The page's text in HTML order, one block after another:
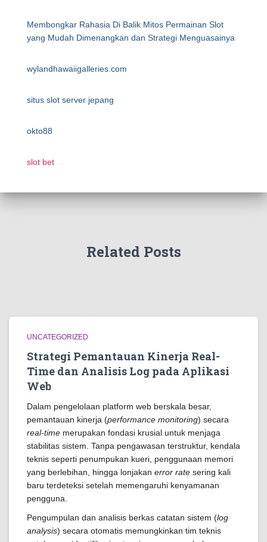
Membongkar Rahasia Di Balik Mitos Permainan Slot
yang Mudah Dimenangkan dan Strategi Menguasainya
wylandhawaiigalleries.com
situs slot server jepang
okto88
slot bet
Related Posts
UNCATEGORIZED
Strategi Pemantauan Kinerja Real-
Time dan Analisis Log pada Aplikasi
Web
Dalam pengelolaan platform web berskala besar,
pemantauan kinerja (performance monitoring) secara
real-time merupakan fondasi krusial untuk menjaga
stabilitas sistem. Tanpa pengawasan terstruktur, kendala
teknis seperti penumpukan kueri, penggunaan memori
yang berlebihan, hingga lonjakan error rate sering kali
baru terdeteksi setelah memengaruhi kenyamanan
pengguna.
Pengumpulan dan analisis berkas catatan sistem (log
analysis) secara otomatis memungkinkan tim teknis